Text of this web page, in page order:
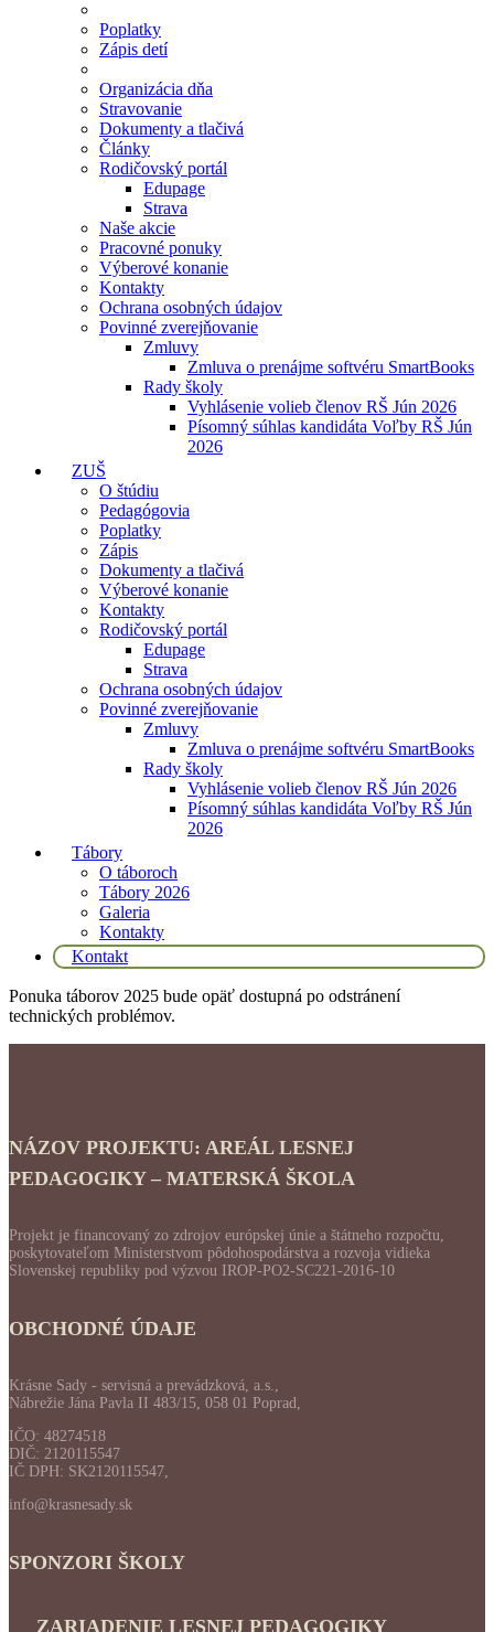
Poplatky
Zápis detí
Organizácia dňa
Stravovanie
Dokumenty a tlačivá
Články
Rodičovský portál
Edupage
Strava
Naše akcie
Pracovné ponuky
Výberové konanie
Kontakty
Ochrana osobných údajov
Povinné zverejňovanie
Zmluvy
Zmluva o prenájme softvéru SmartBooks
Rady školy
Vyhlásenie volieb členov RŠ Jún 2026
Písomný súhlas kandidáta Voľby RŠ Jún
2026
ZUŠ
O štúdiu
Pedagógovia
Poplatky
Zápis
Dokumenty a tlačivá
Výberové konanie
Kontakty
Rodičovský portál
Edupage
Strava
Ochrana osobných údajov
Povinné zverejňovanie
Zmluvy
Zmluva o prenájme softvéru SmartBooks
Rady školy
Vyhlásenie volieb členov RŠ Jún 2026
Písomný súhlas kandidáta Voľby RŠ Jún
2026
Tábory
O táboroch
Tábory 2026
Galeria
Kontakty
Kontakt
Ponuka táborov 2025 bude opäť dostupná po odstránení
technických problémov.
NÁZOV PROJEKTU: AREÁL LESNEJ
PEDAGOGIKY – MATERSKÁ ŠKOLA
Projekt je financovaný zo zdrojov európskej únie a štátneho rozpočtu,
poskytovateľom Ministerstvom pôdohospodárstva a rozvoja vidieka
Slovenskej republiky pod výzvou IROP-PO2-SC221-2016-10
OBCHODNÉ ÚDAJE
Krásne Sady - servisná a prevádzková, a.s.,
Nábrežie Jána Pavla II 483/15, 058 01 Poprad,
IČO: 48274518
DIČ: 2120115547
IČ DPH: SK2120115547,
info@krasnesady.sk
SPONZORI ŠKOLY
ZARIADENIE LESNEJ PEDAGOGIKY